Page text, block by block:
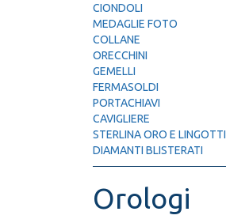
CIONDOLI
MEDAGLIE FOTO
COLLANE
ORECCHINI
GEMELLI
FERMASOLDI
PORTACHIAVI
CAVIGLIERE
STERLINA ORO E LINGOTTI
DIAMANTI BLISTERATI
Orologi